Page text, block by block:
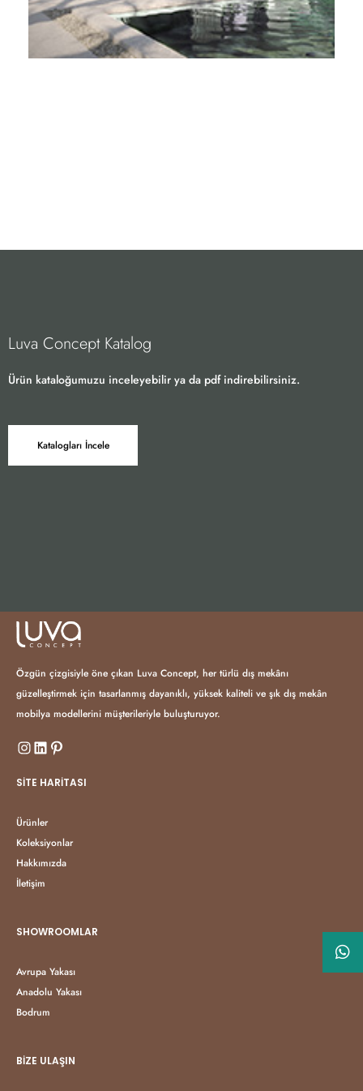
Luva Concept Katalog
Ürün kataloğumuzu inceleyebilir ya da pdf indirebilirsiniz.
Katalogları İncele
Özgün çizgisiyle öne çıkan Luva Concept, her türlü dış mekânı
güzelleştirmek için tasarlanmış dayanıklı, yüksek kaliteli ve şık dış mekân
mobilya modellerini müşterileriyle buluşturuyor.
SITE HARITASI
Ürünler
Koleksiyonlar
Hakkımızda
İletişim
SHOWROOMLAR
Avrupa Yakası
Anadolu Yakası
Bodrum
BIZE ULAŞIN